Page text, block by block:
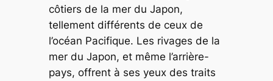
côtiers de la mer du Japon,
tellement différents de ceux de
l’océan Pacifique. Les rivages de la
mer du Japon, et même l’arrière-
pays, offrent à ses yeux des traits